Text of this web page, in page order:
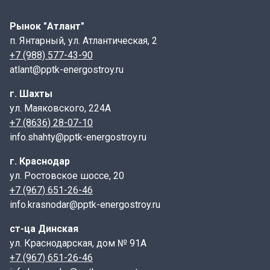
превышает 2500–3000 мм — 150 мм.
Маркировка
Пример маркировки: Перемычка 10ПБ 21-27П, где:
- 10 –порядковый номер поперечного сечения бруска;
- ПБ — перемычка брусковая;
- 27 — расчётная нагрузка в кН/м.
Дополнительные индексы:
сечения;
- п — наличие строповочных петель;
Рынок "Атлант"
п. Янтарный, ул. Атлантическая, 2
+7 (988) 577-43-90
atlant@pptk-energostroy.ru
г. Шахты
ул. Маяковского, 224А
+7 (8636) 28-07-10
info.shahty@pptk-energostroy.ru
г. Краснодар
ул. Ростовское шоссе, 20
+7 (967) 651-26-46
info.krasnodar@pptk-energostroy.ru
ст-ца Динская
ул. Краснодарская, дом № 91А
+7 (967) 651-26-46